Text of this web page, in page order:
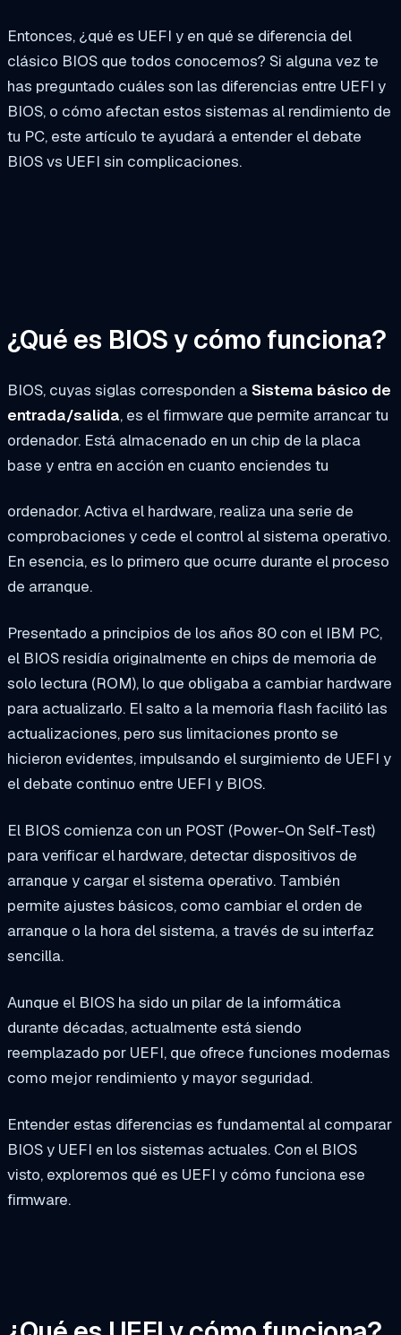
Entonces, ¿qué es UEFI y en qué se diferencia del
clásico BIOS que todos conocemos? Si alguna vez te
has preguntado cuáles son las diferencias entre UEFI y
BIOS, o cómo afectan estos sistemas al rendimiento de
tu PC, este artículo te ayudará a entender el debate
BIOS vs UEFI sin complicaciones.
¿Qué es BIOS y cómo funciona?
BIOS, cuyas siglas corresponden aSistema básico de
entrada/salida, es el firmware que permite arrancar tu
ordenador. Está almacenado en un chip de la placa
base y entra en acción en cuanto enciendes tu
ordenador. Activa el hardware, realiza una serie de
comprobaciones y cede el control al sistema operativo.
En esencia, es lo primero que ocurre durante el proceso
de arranque.
Presentado a principios de los años 80 con el IBM PC,
el BIOS residía originalmente en chips de memoria de
solo lectura (ROM), lo que obligaba a cambiar hardware
para actualizarlo. El salto a la memoria flash facilitó las
actualizaciones, pero sus limitaciones pronto se
hicieron evidentes, impulsando el surgimiento de UEFI y
el debate continuo entre UEFI y BIOS.
El BIOS comienza con un POST (Power-On Self-Test)
para verificar el hardware, detectar dispositivos de
arranque y cargar el sistema operativo. También
permite ajustes básicos, como cambiar el orden de
arranque o la hora del sistema, a través de su interfaz
sencilla.
Aunque el BIOS ha sido un pilar de la informática
durante décadas, actualmente está siendo
reemplazado por UEFI, que ofrece funciones modernas
como mejor rendimiento y mayor seguridad.
Entender estas diferencias es fundamental al comparar
BIOS y UEFI en los sistemas actuales. Con el BIOS
visto, exploremos qué es UEFI y cómo funciona ese
firmware.